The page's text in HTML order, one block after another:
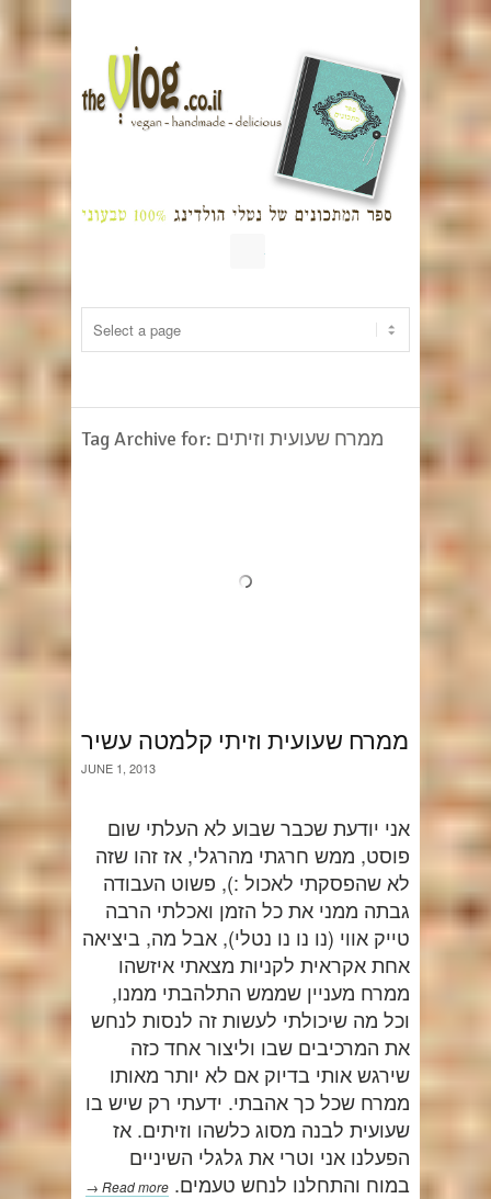
Tag Archive for: ממרח שעועית וזיתים
ממרח שעועית וזיתי קלמטה עשיר
JUNE 1, 2013
אני יודעת שכבר שבוע לא העלתי שום
פוסט, ממש חרגתי מהרגלי, אז זהו שזה
לא שהפסקתי לאכול :), פשוט העבודה
גבתה ממני את כל הזמן ואכלתי הרבה
טייק אווי (נו נו נו נטלי), אבל מה, ביציאה
אחת אקראית לקניות מצאתי איזשהו
ממרח מעניין שממש התלהבתי ממנו,
וכל מה שיכולתי לעשות זה לנסות לנחש
את המרכיבים שבו וליצור אחד כזה
שירגש אותי בדיוק אם לא יותר מאותו
ממרח שכל כך אהבתי. ידעתי רק שיש בו
שעועית לבנה מסוג כלשהו וזיתים. אז
הפעלנו אני וטרי את גלגלי השיניים
במוח והתחלנו לנחש טעמים. Read more →